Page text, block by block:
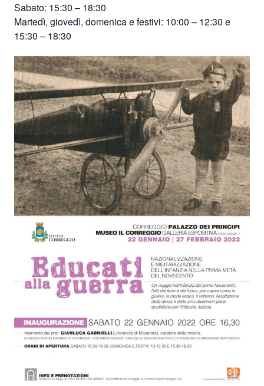
Sabato: 15:30 – 18:30
Martedì, giovedì, domenica e festivi: 10:00 – 12:30 e
15:30 – 18:30